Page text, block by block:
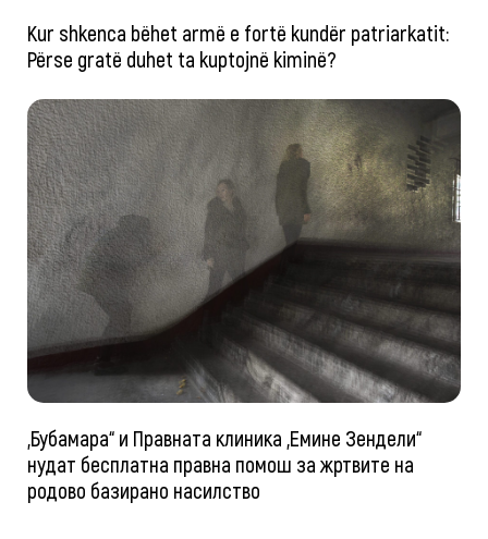
Kur shkenca bëhet armë e fortë kundër patriarkatit:
Përse gratë duhet ta kuptojnë kiminë?
„Бубамара“ и Правната клиника „Емине Зендели“
нудат бесплатна правна помош за жртвите на
родово базирано насилство